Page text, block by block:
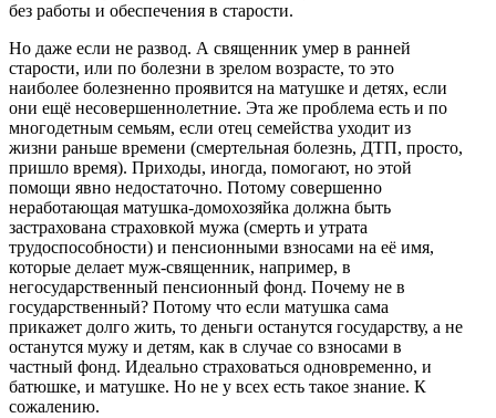
без работы и обеспечения в старости.
Но даже если не развод. А священник умер в ранней
старости, или по болезни в зрелом возрасте, то это
наиболее болезненно проявится на матушке и детях, если
они ещё несовершеннолетние. Эта же проблема есть и по
многодетным семьям, если отец семейства уходит из
жизни раньше времени (смертельная болезнь, ДТП, просто,
пришло время). Приходы, иногда, помогают, но этой
помощи явно недостаточно. Потому совершенно
неработающая матушка-домохозяйка должна быть
застрахована страховкой мужа (смерть и утрата
трудоспособности) и пенсионными взносами на её имя,
которые делает муж-священник, например, в
негосударственный пенсионный фонд. Почему не в
государственный? Потому что если матушка сама
прикажет долго жить, то деньги останутся государству, а не
останутся мужу и детям, как в случае со взносами в
частный фонд. Идеально страховаться одновременно, и
батюшке, и матушке. Но не у всех есть такое знание. К
сожалению.